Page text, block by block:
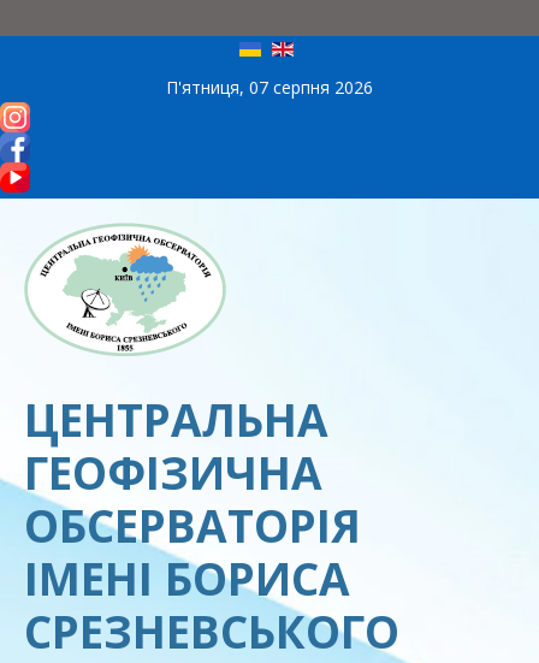
П'ятниця, 07 серпня 2026
ЦЕНТРАЛЬНА
ГЕОФІЗИЧНА
ОБСЕРВАТОРІЯ
ІМЕНІ БОРИСА
СРЕЗНЕВСЬКОГО